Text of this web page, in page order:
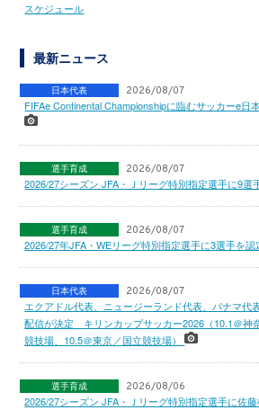
スケジュール
最新ニュース
日本代表 2026/08/07
FIFAe Continental Championshipに臨むサッカーe日
選手育成 2026/08/07
2026/27シーズン JFA・Ｊリーグ特別指定選手に9選
選手育成 2026/08/07
2026/27年JFA・WEリーグ特別指定選手に3選手を
日本代表 2026/08/07
エクアドル代表、ニュージーランド代表、パナマ代
配信が決定 キリンカップサッカー2026（10.1＠神
競技場、10.5＠東京／国立競技場）
選手育成 2026/08/06
2026/27シーズン JFA・Ｊリーグ特別指定選手に佐藤